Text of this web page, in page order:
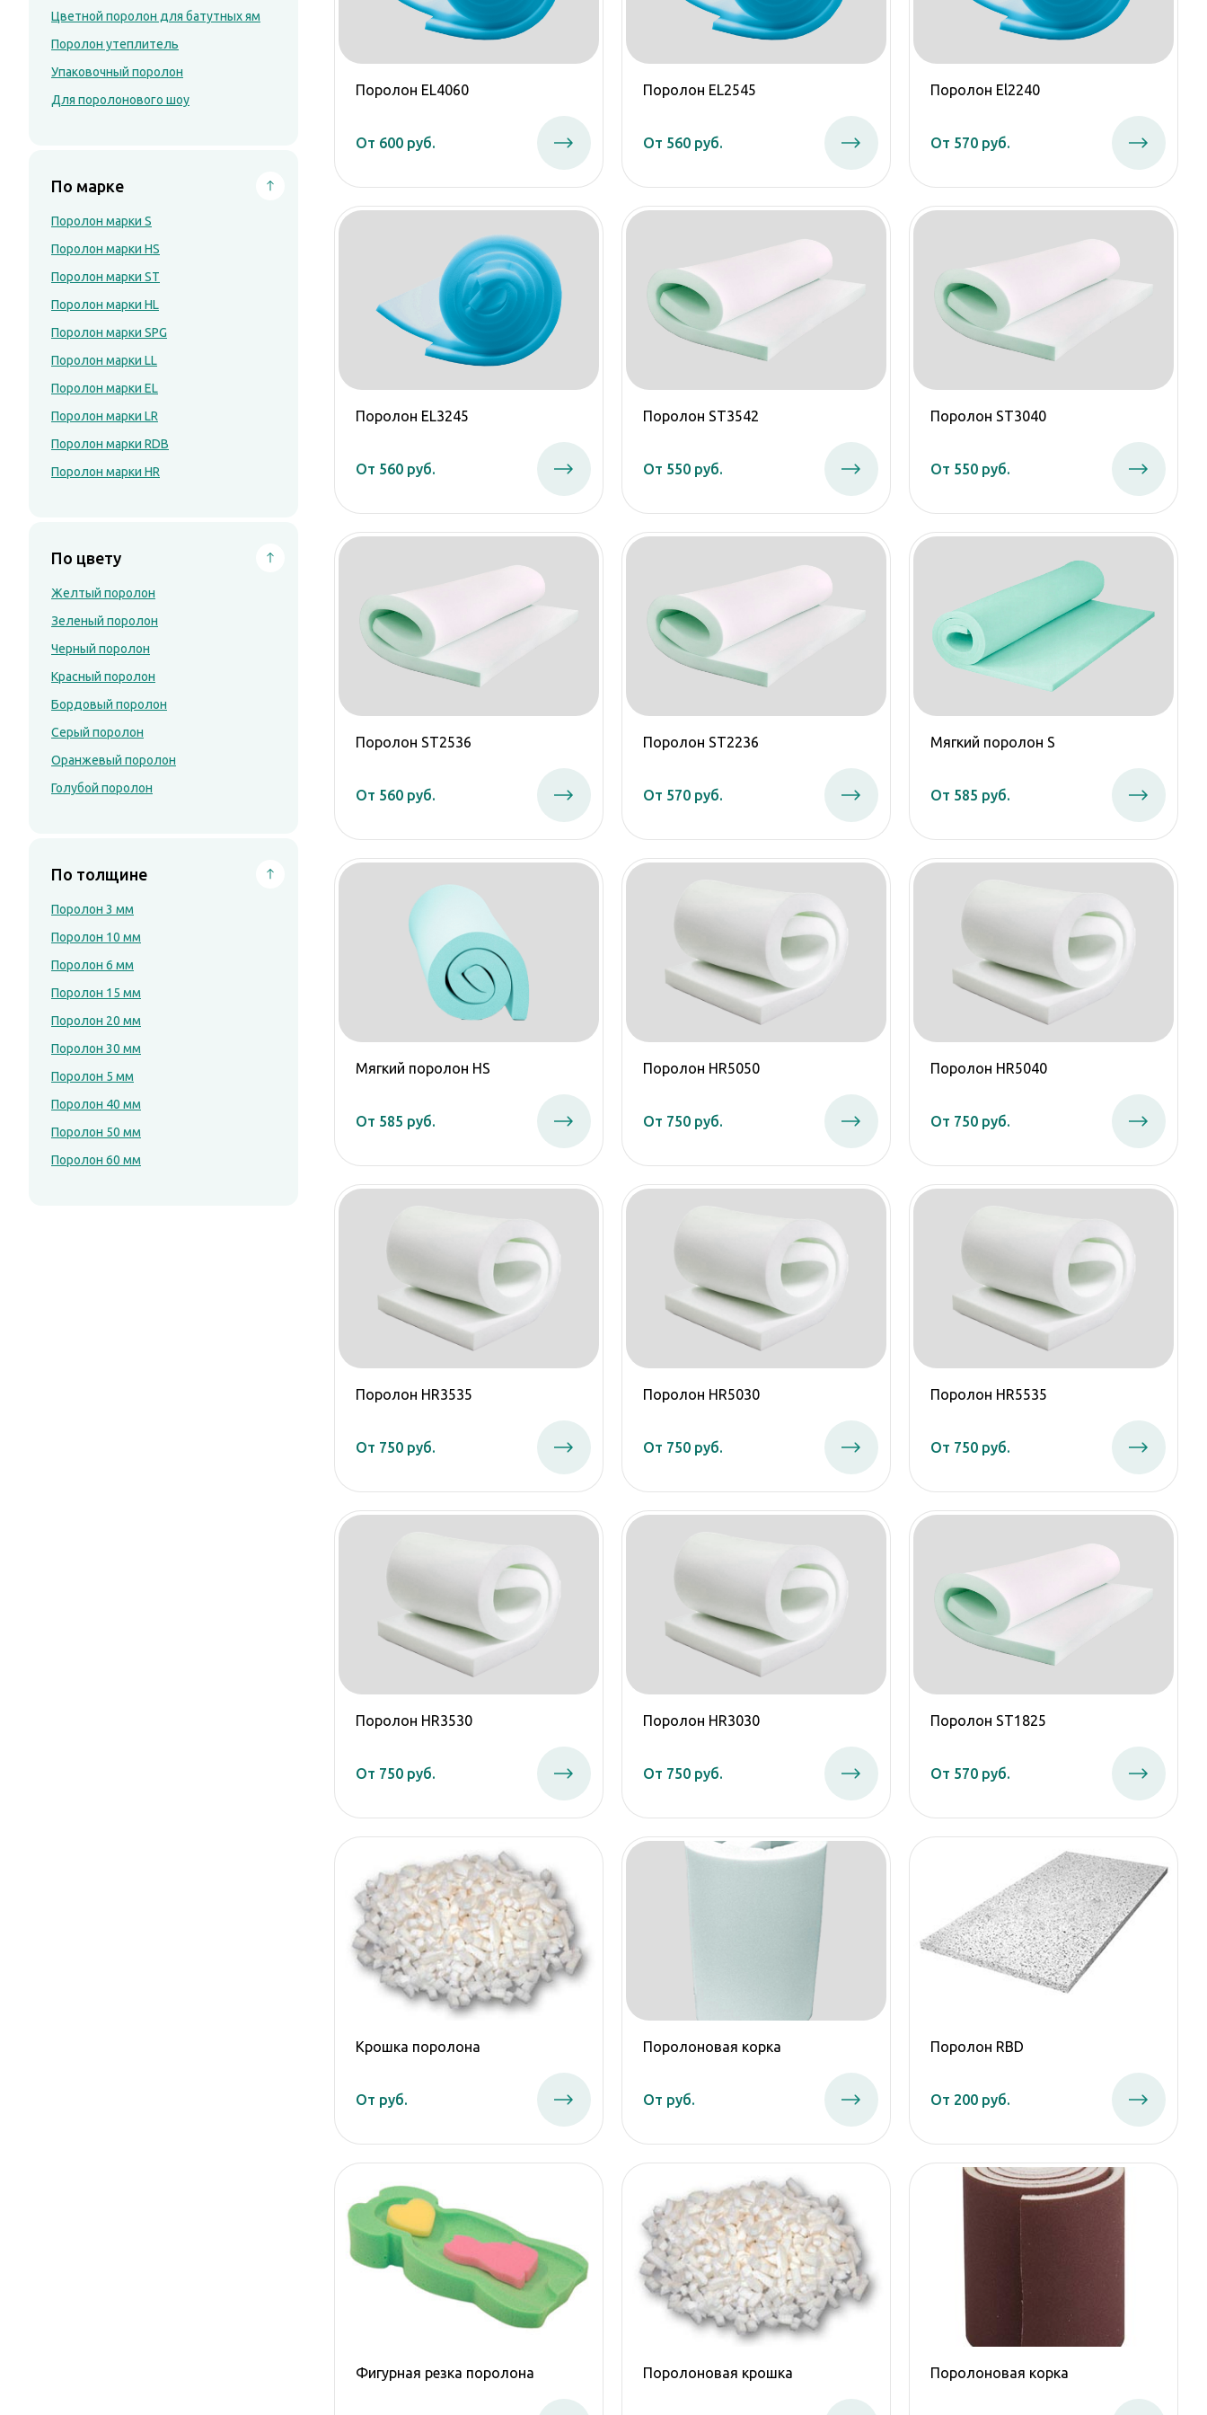
По марке
Поролон марки S
Поролон марки HS
Поролон марки ST
Поролон марки LR
Поролон марки RDB
Поролон марки HR
По цвету
Желтый поролон
Синий поролон
Зеленый поролон
Черный поролон
По толщине
Поролон 3 мм
Поролон 10 мм
Поролон 6 мм
Поролон 15 мм
Поролон 40 мм
Поролон 50 мм
Поролон 100 мм
Анатомическая подушка Comfort C2
Цветной поролон для батутных ям
Поролон утеплитель
Упаковочный поролон
Для поролонового шоу
По марке
Поролон марки S
Поролон марки HS
Поролон марки ST
Поролон марки HL
Поролон марки SPG
Поролон марки LL
Поролон марки EL
Поролон марки LR
Поролон марки RDB
Поролон марки HR
По цвету
Желтый поролон
Зеленый поролон
Черный поролон
Красный поролон
Бордовый поролон
Серый поролон
Оранжевый поролон
Голубой поролон
По толщине
Поролон 3 мм
Поролон 10 мм
Поролон 6 мм
Поролон 15 мм
Поролон 20 мм
Поролон 30 мм
Поролон 5 мм
Поролон 40 мм
Поролон 50 мм
Поролон 60 мм
Поролон EL4060
От 600 руб.
Поролон EL2545
От 560 руб.
Поролон El2240
От 570 руб.
Поролон EL3245
От 560 руб.
Поролон ST3542
От 550 руб.
Поролон ST3040
От 550 руб.
Поролон ST2536
От 560 руб.
Поролон ST2236
От 570 руб.
Мягкий поролон S
От 585 руб.
Мягкий поролон HS
От 585 руб.
Поролон HR5050
От 750 руб.
Поролон HR5040
От 750 руб.
Поролон HR3535
От 750 руб.
Поролон HR5030
От 750 руб.
Поролон HR5535
От 750 руб.
Поролон HR3530
От 750 руб.
Поролон HR3030
От 750 руб.
Поролон ST1825
От 570 руб.
Крошка поролона
От руб.
Поролоновая корка
От руб.
Поролон RBD
От 200 руб.
Фигурная резка поролона Поролоновая крошка Поролоновая корка